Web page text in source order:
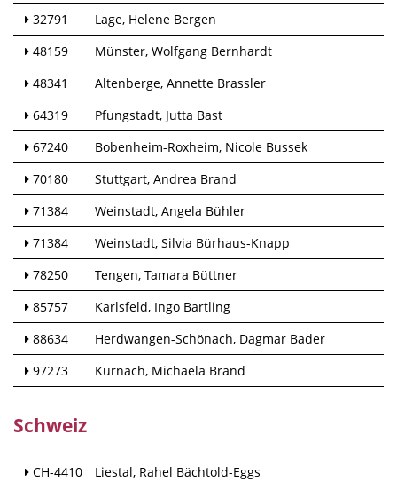
32791
Lage Helene Bergen
48159
Münster Wolfgang Bernhardt
48341
Altenberge Annette Brassler
64319
Pfungstadt Jutta Bast
67240
Bobenheim-Roxheim Nicole Bussek
70180
Stuttgart Andrea Brand
71384
Weinstadt Angela Bühler
71384
Weinstadt Silvia Bürhaus-Knapp
78250
Tengen Tamara Büttner
85757
Karlsfeld Ingo Bartling
88634
Herdwangen-Schönach Dagmar Bader
97273
Kürnach Michaela Brand
Schweiz
CH-4410 Liestal Rahel Bächtold-Eggs